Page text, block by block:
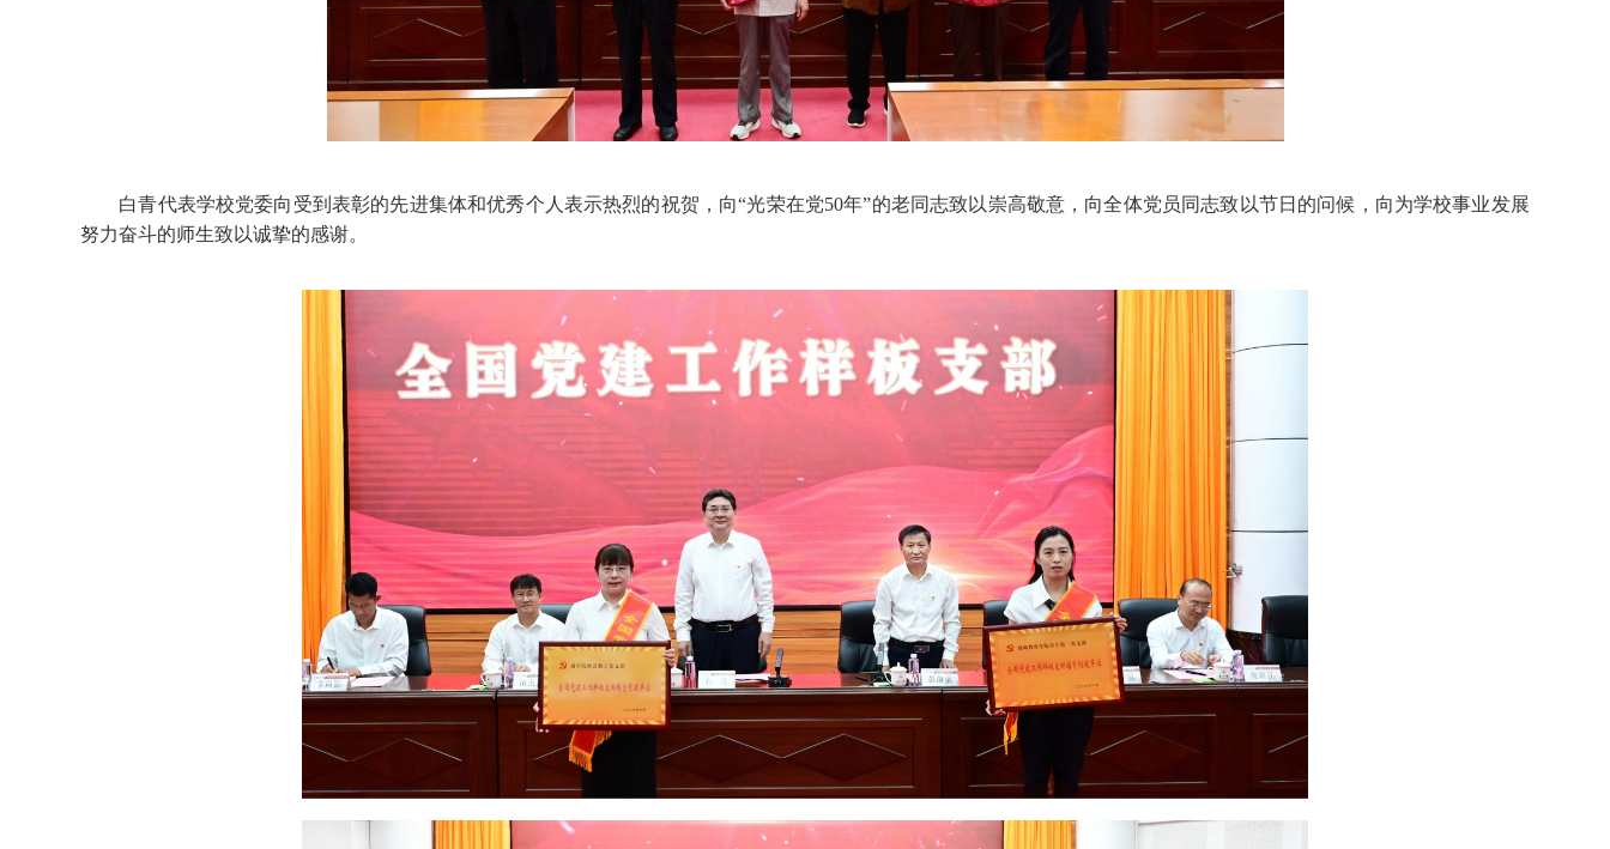
白青代表学校党委向受到表彰的先进集体和优秀个人表示热烈的祝贺，向“光荣在党50年”的老同志致以崇高敬意，向全体党员同志致以节日的问候，向为学校事业发展
努力奋斗的师生致以诚挚的感谢。